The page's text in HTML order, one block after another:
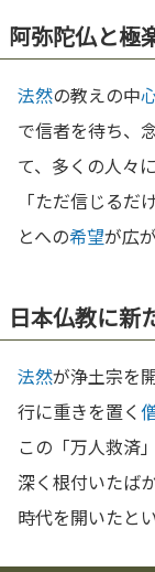
阿弥陀仏と極
法然の教えの中
で信者を待ち、
て、多くの人々
「ただ信じるだ
とへの希望が広
日本仏教に新
法然が浄土宗を
行に重きを置く
この「万人救済
深く根付いたば
時代を開いたと